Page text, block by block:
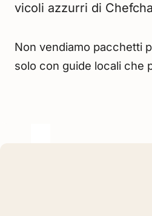
vicoli azzurri di
Non vendiamo pacchetti
solo con guide locali che